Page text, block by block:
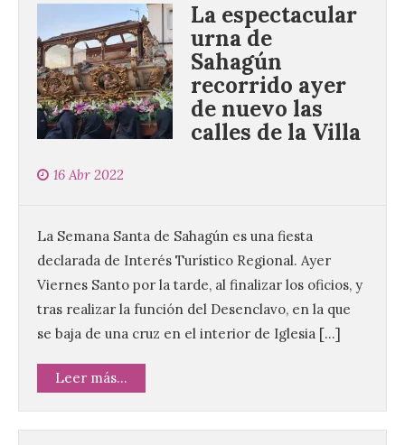
La espectacular
urna de
Sahagún
recorrido ayer
de nuevo las
calles de la Villa
16 Abr 2022
La Semana Santa de Sahagún es una fiesta
declarada de Interés Turístico Regional. Ayer
Viernes Santo por la tarde, al finalizar los oficios, y
tras realizar la función del Desenclavo, en la que
se baja de una cruz en el interior de Iglesia […]
Leer más...